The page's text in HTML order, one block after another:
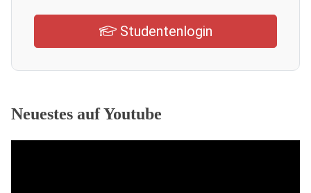
Studentenlogin
Neuestes auf Youtube